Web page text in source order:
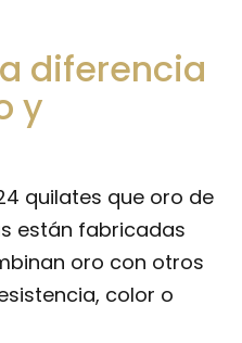
diferencia
y
quilates que oro de
están fabricadas
oro con otros
color o